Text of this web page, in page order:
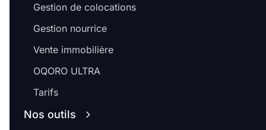
Gestion de colocations
Gestion nourrice
Vente immobilière
OQORO ULTRA
Tarifs
Nos outils